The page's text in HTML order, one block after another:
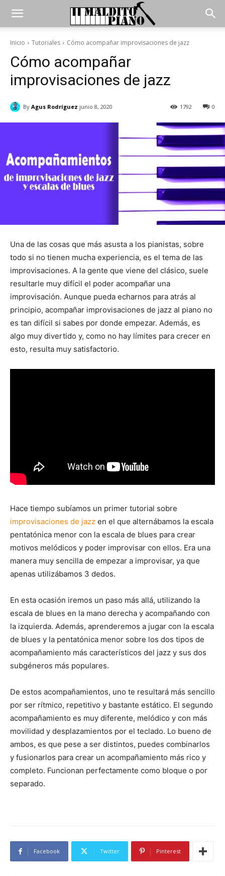
Inicio Tutoriales Cómo acompañar improvisaciones de jazz
Cómo acompañar
improvisaciones de jazz
By Agus Rodríguez junio 8, 2020 0
1792
Una de las cosas que más asusta a los pianistas, sobre
todo si no tienen mucha experiencia, es el tema de las
improvisaciones. A la gente que viene del clásico, suele
resultarle muy difícil el poder acompañar una
improvisación. Aunque pueda echarnos para atrás al
principio, acompañar improvisaciones de jazz al piano no
es tan difícil si sabes por donde empezar. Además, es
algo muy divertido y, como no hay límites para crecer en
esto, resulta muy satisfactorio.
Hace tiempo subíamos un primer tutorial sobre
improvisaciones de jazz en el que alternábamos la escala
pentatónica menor con la escala de blues para crear
motivos melódicos y poder improvisar con ellos. Era una
manera muy sencilla de empezar a improvisar, ya que
apenas utilizábamos 3 dedos.
En esta ocasión iremos un paso más allá, utilizando la
escala de blues en la mano derecha y acompañando con
la izquierda. Además, aprenderemos a jugar con la escala
de blues y la pentatónica menor sobre los dos tipos de
acompañamiento más característicos del jazz y sus dos
subgéneros más populares.
De estos acompañamientos, uno te resultará más sencillo
por ser rítmico, repetitivo y bastante estático. El segundo
acompañamiento es muy diferente, melódico y con más
movilidad y desplazamientos por el teclado. Lo bueno de
ambos, es que pese a ser distintos, puedes combinarlos
y fusionarlos para crear un acompañamiento más rico y
completo. Funcionan perfectamente como bloque o por
separado.
Facebook Twitter Pinterest